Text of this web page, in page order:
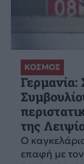
ΚΟΣΜΟΣ
Γερμανία:
της
Ο
επαφή με